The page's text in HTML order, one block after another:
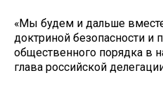
«Мы будем и дальше
доктриной безопасности и
общественного порядка в
глава российской